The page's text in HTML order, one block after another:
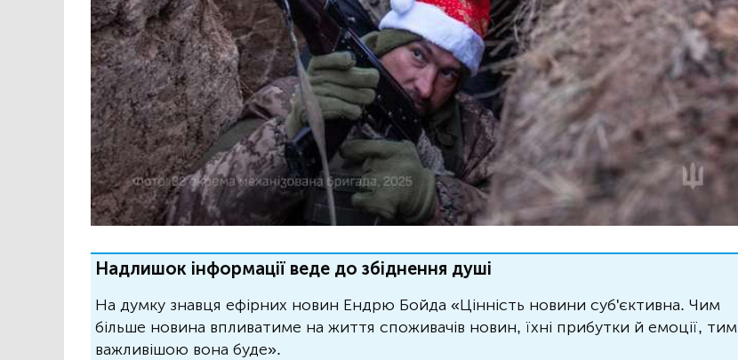
Надлишок інформації веде до збіднення душі
На думку знавця ефірних новин Ендрю Бойда «Цінність новини суб'єктивна. Чим
більше новина впливатиме на життя споживачів новин, їхні прибутки й емоції, тим
важливішою вона буде».